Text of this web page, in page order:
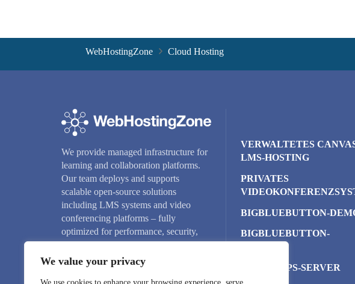
We value your privacy
WebHostingZone Cloud Hosting
We provide managed infrastructure for
learning and collaboration platforms.
Our team deploys and supports
scalable open-source solutions
including LMS systems and video
conferencing platforms – fully
optimized for performance, security,
and reliability.
VERWALTETES
LMS-HOSTING
PRIVATES
BIGBLUEBUTTON-
BIGBLUEBUTTON-
CLOUD-VPS-SERVER